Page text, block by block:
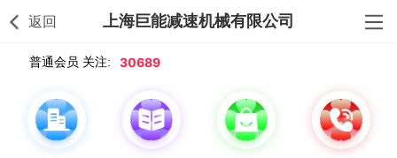
返回 上海巨能减速机械有限公司
普通会员 关注: 30689